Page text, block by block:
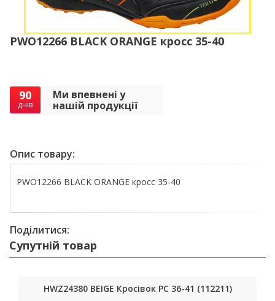
PWO12266 BLACK ORANGE кросс 35-40
90
днів
Ми впевнені у
нашій продукції
Опис товару:
PWO12266 BLACK ORANGE кросс 35-40
Поділитися:
Супутній товар
HWZ24380 BEIGE Кросівок РС 36-41 (112211)